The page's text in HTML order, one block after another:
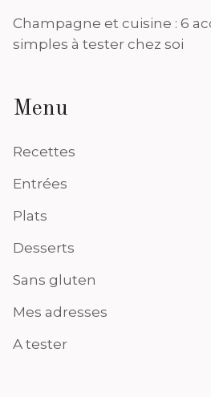
Champagne et cuisine : 6
simples à tester chez soi
Menu
Recettes
Entrées
Plats
Desserts
Sans gluten
Mes adresses
A tester